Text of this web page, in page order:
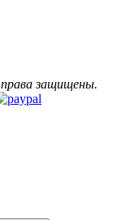
защищены.